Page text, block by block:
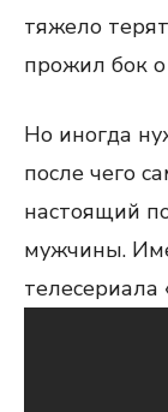
тяжело
прожил бок
Но иногда
после чего
настоящий
мужчины.
телесериала